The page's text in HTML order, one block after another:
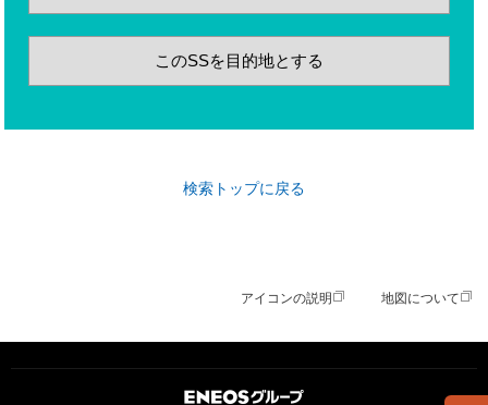
このSSを目的地とする
検索トップに戻る
アイコンの説明 地図について